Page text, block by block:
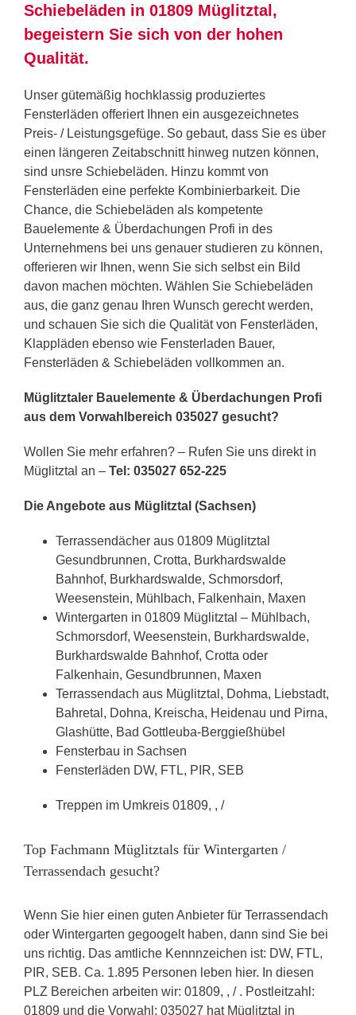
Schiebeläden in 01809 Müglitztal,
begeistern Sie sich von der hohen
Qualität.
Unser gütemäßig hochklassig produziertes
Fensterläden offeriert Ihnen ein ausgezeichnetes
Preis- / Leistungsgefüge. So gebaut, dass Sie es über
einen längeren Zeitabschnitt hinweg nutzen können,
sind unsre Schiebeläden. Hinzu kommt von
Fensterläden eine perfekte Kombinierbarkeit. Die
Chance, die Schiebeläden als kompetente
Bauelemente & Überdachungen Profi in des
Unternehmens bei uns genauer studieren zu können,
offerieren wir Ihnen, wenn Sie sich selbst ein Bild
davon machen möchten. Wählen Sie Schiebeläden
aus, die ganz genau Ihren Wunsch gerecht werden,
und schauen Sie sich die Qualität von Fensterläden,
Klappläden ebenso wie Fensterladen Bauer,
Fensterläden & Schiebeläden vollkommen an.
Müglitztaler Bauelemente & Überdachungen Profi
aus dem Vorwahlbereich 035027 gesucht?
Wollen Sie mehr erfahren? – Rufen Sie uns direkt in
Müglitztal an – Tel: 035027 652-225
Die Angebote aus Müglitztal (Sachsen)
Terrassendächer aus 01809 Müglitztal
Gesundbrunnen, Crotta, Burkhardswalde
Bahnhof, Burkhardswalde, Schmorsdorf,
Weesenstein, Mühlbach, Falkenhain, Maxen
Wintergarten in 01809 Müglitztal – Mühlbach,
Schmorsdorf, Weesenstein, Burkhardswalde,
Burkhardswalde Bahnhof, Crotta oder
Falkenhain, Gesundbrunnen, Maxen
Terrassendach aus Müglitztal, Dohma, Liebstadt,
Bahretal, Dohna, Kreischa, Heidenau und Pirna,
Glashütte, Bad Gottleuba-Berggießhübel
Fensterbau in Sachsen
Fensterläden DW, FTL, PIR, SEB
Treppen im Umkreis 01809, , /
Top Fachmann Müglitztals für Wintergarten /
Terrassendach gesucht?
Wenn Sie hier einen guten Anbieter für Terrassendach
oder Wintergarten gegoogelt haben, dann sind Sie bei
uns richtig. Das amtliche Kennnzeichen ist: DW, FTL,
PIR, SEB. Ca. 1.895 Personen leben hier. In diesen
PLZ Bereichen arbeiten wir: 01809, , / . Postleitzahl:
01809 und die Vorwahl: 035027 hat Müglitztal in